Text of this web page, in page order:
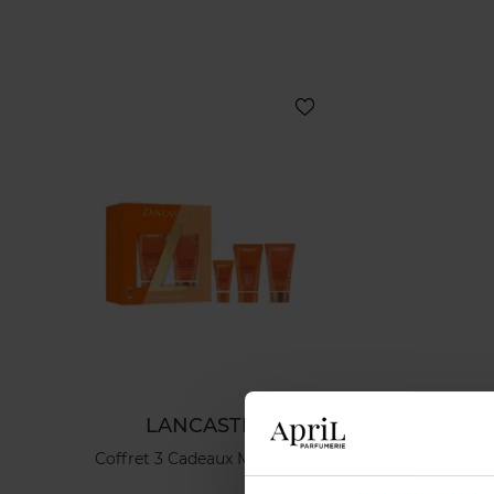
LANCASTER
Coffret 3 Cadeaux My Sun Kit